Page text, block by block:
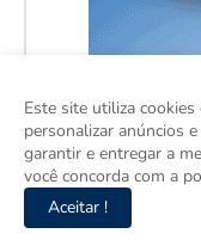
Este site utiliza
personalizar anúncios
garantir e entregar a
você concorda com a
Aceitar !